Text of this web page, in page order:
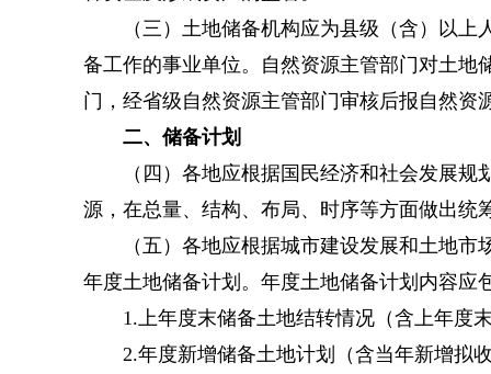
（三）土地储备机构应为县级（含）以上人
备工作的事业单位。自然资源主管部门对土地
门，经省级自然资源主管部门审核后报自然
二、储备计划
（四）各地应根据国民经济和社会发展规划
源，在总量、结构、布局、时序等方面做出统
（五）各地应根据城市建设发展和土地市场
年度土地储备计划。年度土地储备计划内容应
1.上年度末储备土地结转情况（含上年度
2.年度新增储备土地计划（含当年新增拟